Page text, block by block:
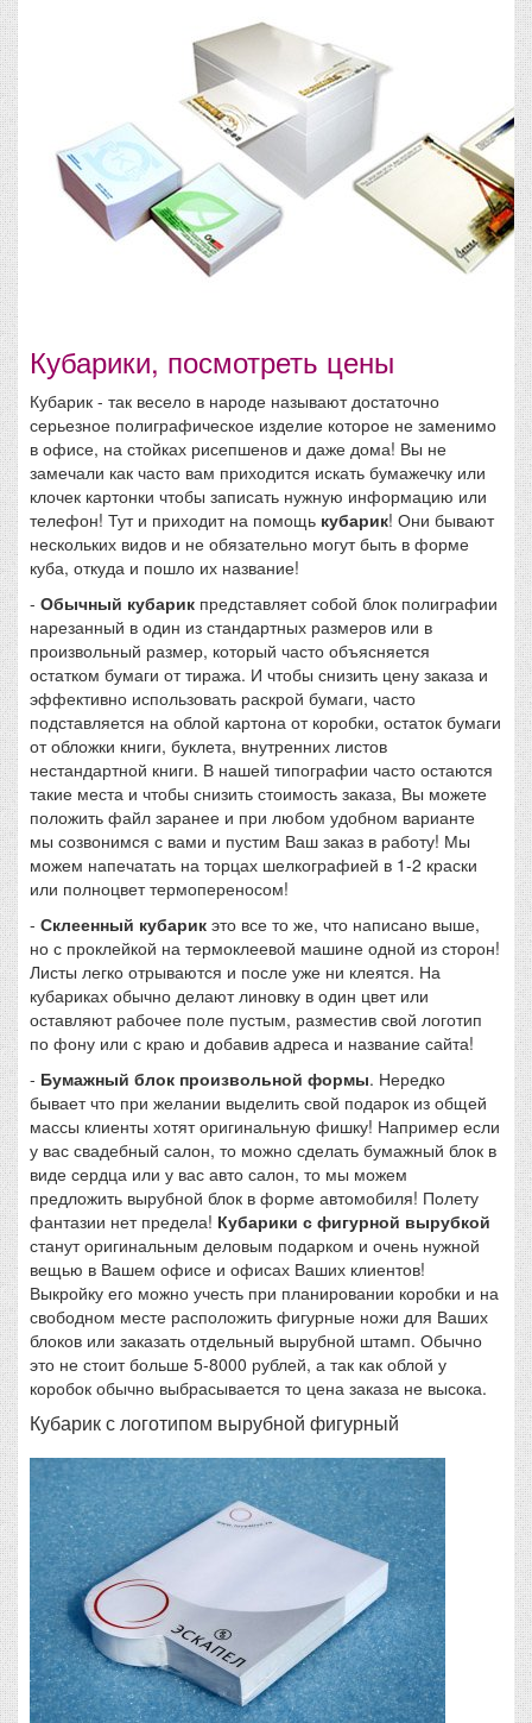
Кубарики, посмотреть цены
Кубарик - так весело в народе называют достаточно
серьезное полиграфическое изделие которое не заменимо
в офисе, на стойках рисепшенов и даже дома! Вы не
замечали как часто вам приходится искать бумажечку или
клочек картонки чтобы записать нужную информацию или
телефон! Тут и приходит на помощь кубарик! Они бывают
нескольких видов и не обязательно могут быть в форме
куба, откуда и пошло их название!
- Обычный кубарик представляет собой блок полиграфии
нарезанный в один из стандартных размеров или в
произвольный размер, который часто объясняется
остатком бумаги от тиража. И чтобы снизить цену заказа и
эффективно использовать раскрой бумаги, часто
подставляется на облой картона от коробки, остаток бумаги
от обложки книги, буклета, внутренних листов
нестандартной книги. В нашей типографии часто остаются
такие места и чтобы снизить стоимость заказа, Вы можете
положить файл заранее и при любом удобном варианте
мы созвонимся с вами и пустим Ваш заказ в работу! Мы
можем напечатать на торцах шелкографией в 1-2 краски
или полноцвет термопереносом!
- Склеенный кубарик это все то же, что написано выше,
но с проклейкой на термоклеевой машине одной из сторон!
Листы легко отрываются и после уже ни клеятся. На
кубариках обычно делают линовку в один цвет или
оставляют рабочее поле пустым, разместив свой логотип
по фону или с краю и добавив адреса и название сайта!
- Бумажный блок произвольной формы. Нередко
бывает что при желании выделить свой подарок из общей
массы клиенты хотят оригинальную фишку! Например если
у вас свадебный салон, то можно сделать бумажный блок в
виде сердца или у вас авто салон, то мы можем
предложить вырубной блок в форме автомобиля! Полету
фантазии нет предела! Кубарики с фигурной вырубкой
станут оригинальным деловым подарком и очень нужной
вещью в Вашем офисе и офисах Ваших клиентов!
Выкройку его можно учесть при планировании коробки и на
свободном месте расположить фигурные ножи для Ваших
блоков или заказать отдельный вырубной штамп. Обычно
это не стоит больше 5-8000 рублей, а так как облой у
коробок обычно выбрасывается то цена заказа не высока.
Кубарик с логотипом вырубной фигурный